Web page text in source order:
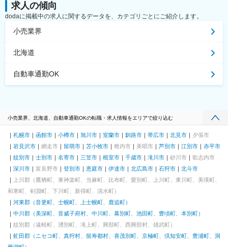
求人の傾向
dodaに掲載中の求人に関するデータを、カテゴリごとにご紹介します。
小売業界
北海道
自動車通勤OK
小売業界、北海道、自動車通勤OKの転職・求人情報をエリアで絞り込む
札幌市 函館市 小樽市 旭川市 室蘭市 釧路市 帯広市 北見市
夕張市
岩見沢市
網走市 留萌市 苫小牧市 稚内市 美唄市 芦別市 江別市
赤平市
紋別市
士別市 名寄市 三笠市 根室市 千歳市 滝川市 砂川市
歌志内市
深川市
富良野市 登別市 恵庭市 伊達市 北広島市 石狩市
北斗市
上川郡（鷹栖町、東神楽町、当麻町、比布町、愛別町、上川町、東川町、美瑛町、
和寒町、剣淵町、下川町、新得町、清水町）
河東郡（音更町、士幌町、上士幌町、鹿追町）
中川郡（美深町、音威子府村、中川町、幕別町、池田町、豊頃町、本別町）
紋別郡（遠軽町、湧別町、滝上町、興部町、西興部村、雄武町）
虻田郡（ニセコ町、真狩村、留寿都村、喜茂別町、京極町、倶知安町、豊浦町、洞